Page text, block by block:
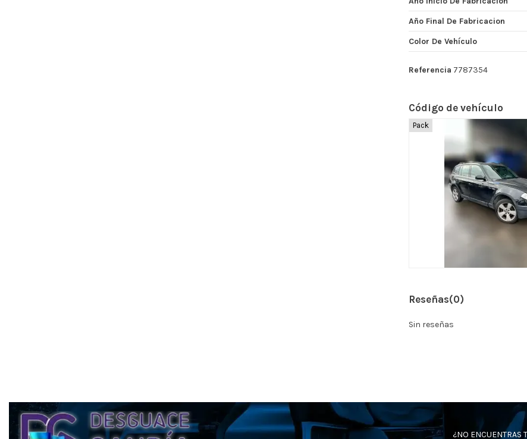
Año Final De Fabricacion
Color De Vehículo
Referencia 7787354
Código de vehículo
Pack
Reseñas(0)
Sin reseñas
¿NO ENCUENTRAS